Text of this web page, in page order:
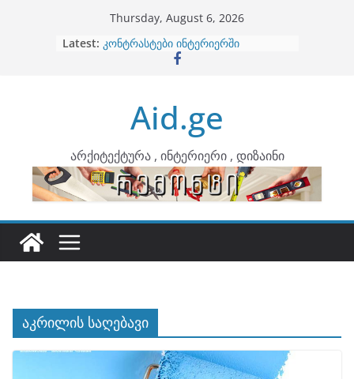
Thursday, August 6, 2026
Latest: ბინების გაერთიანება
კონტრასტები ინტერიერში
ინტერიერის დიზიანი
არტემიდი წარმოგიდგენთ
Aid.ge
არქიტექტურა , ინტერიერი , დიზაინი
აკრილის საღებავი